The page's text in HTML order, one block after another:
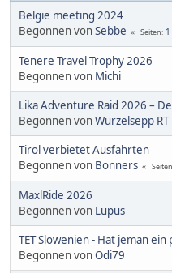
Belgie meeting 2024
Begonnen vonSebbe Seiten 1
Tenere Travel Trophy 2026
Begonnen von Michi
Lika Adventure Raid 2026 –
Begonnen vonWurzelsepp RT
Tirol verbietet Ausfahrten
Begonnen von Bonners Seiten
MaxlRide 2026
Begonnen von Lupus
TET Slowenien - Hat jeman
Begonnen vonOdi79